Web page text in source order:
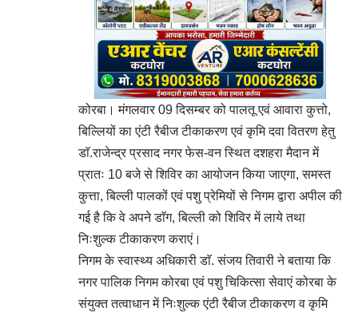
कोरबा। मंगलवार 09 दिसम्बर को पालतू एवं आवारा कुत्तो,
बिल्लियों का एंटी रैबीज टीकाकरण एवं कृमि दवा वितरण हेतु
डाॅ.राजेन्द्र प्रसाद नगर फेस-वन स्थित दशहरा मैदान में
प्रातः 10 बजे से शिविर का आयोजन किया जाएगा, समस्त
कुत्ता, बिल्ली पालकों एवं पशु प्रेमियों से निगम द्वारा अपील की
गई है कि वे अपने डाॅग, बिल्ली को शिविर में लाये तथा
निःशुल्क टीकाकरण कराएं।
निगम के स्वास्थ्य अधिकारी डाॅ. संजय तिवारी ने बताया कि
नगर पालिक निगम कोरबा एवं पशु चिकित्सा सेवाएं कोरबा के
संयुक्त तत्वाधान में निःशुल्क एंटी रैबीज टीकाकरण व कृमि